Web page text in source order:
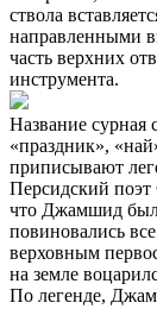
ствола
направленными
часть верхних
инструмента.
Название сурная
«праздник»,
приписывают
Персидский
что Джамшид
повиновались
верховным
на земле
По легенде,